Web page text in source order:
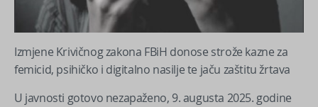
Izmjene Krivičnog zakona FBiH donose strože kazne za
femicid, psihičko i digitalno nasilje te jaču zaštitu žrtava
U javnosti gotovo nezapaženo, 9. augusta 2025. godine